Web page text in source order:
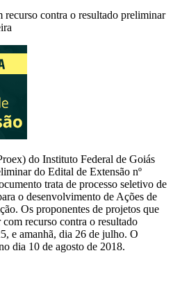
recurso contra o resultado preliminar
do Instituto Federal de Goiás
do Edital de Extensão nº
trata de processo seletivo de
o desenvolvimento de Ações de
Os proponentes de projetos que
recurso contra o resultado
e amanhã, dia 26 de julho. O
dia 10 de agosto de 2018.